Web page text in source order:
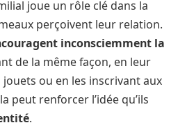
joue un rôle clé dans la
perçoivent leur relation.
inconsciemment la
de la même façon, en leur
ou en les inscrivant aux
peut renforcer l’idée qu’ils
.